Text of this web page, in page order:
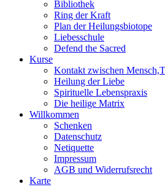
Bibliothek
Ring der Kraft
Plan der Heilungsbiotope
Liebesschule
Defend the Sacred
Kurse
Kontakt zwischen
Heilung der Liebe
Spirituelle Lebenspraxis
Die heilige Matrix
Willkommen
Schenken
Datenschutz
Netiquette
Impressum
AGB und Widerrufsrecht
Karte